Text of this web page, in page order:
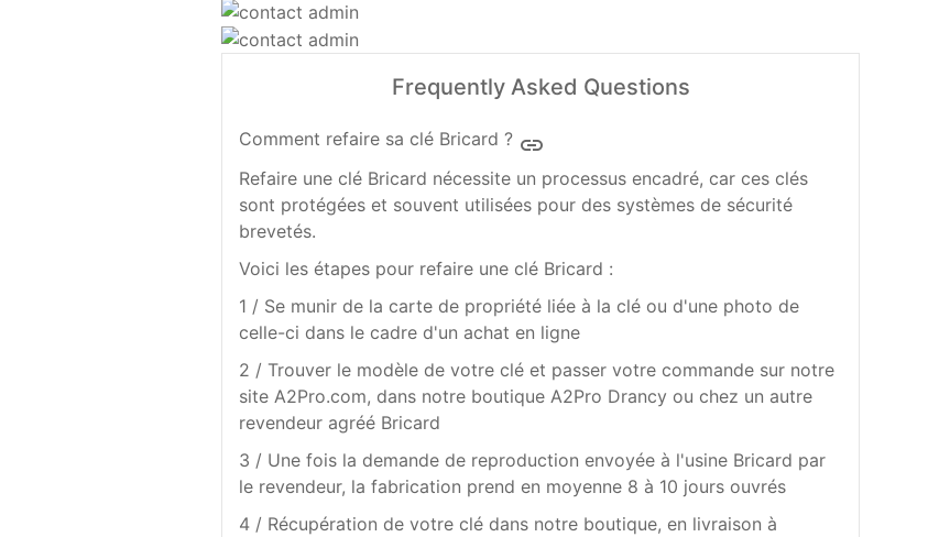
Frequently Asked Questions
Comment refaire sa clé Bricard ? insert_link
Refaire une clé Bricard nécessite un processus encadré, car ces clés
sont protégées et souvent utilisées pour des systèmes de sécurité
brevetés.
Voici les étapes pour refaire une clé Bricard :
1 / Se munir de la carte de propriété liée à la clé ou d'une photo de
celle-ci dans le cadre d'un achat en ligne
2 / Trouver le modèle de votre clé et passer votre commande sur notre
site A2Pro.com, dans notre boutique A2Pro Drancy ou chez un autre
revendeur agréé Bricard
3 / Une fois la demande de reproduction envoyée à l'usine Bricard par
le revendeur, la fabrication prend en moyenne 8 à 10 jours ouvrés
4 / Récupération de votre clé dans notre boutique, en livraison à